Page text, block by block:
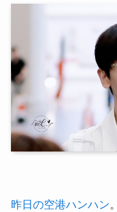
昨日の空港ハンハン